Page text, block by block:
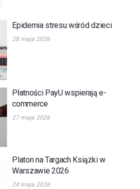
Epidemia stresu wśród dzieci
28 maja 2026
Płatności PayU wspierają e-
commerce
27 maja 2026
Platon na Targach Książki w
Warszawie 2026
24 maja 2026